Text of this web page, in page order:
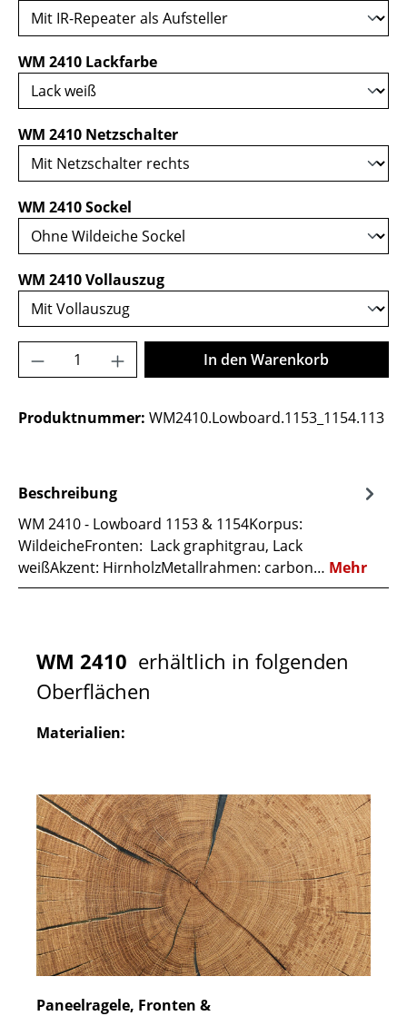
WM 2410 Lackfarbeauswählen
WM 2410 Netzschalterauswählen
WM 2410 Sockel
WM 2410 Vollauszugauswählen
Produkt Anzahl: Gib den gewünschten
In den Warenkorb
Produktnummer: WM2410.Lowboard.1153_1154.113
Beschreibung
WM 2410 - Lowboard 1153 & 1154Korpus:
WildeicheFronten: Lack graphitgrau, Lack
weißAkzent: HirnholzMetallrahmen: carbon… Mehr
WM 2410 erhältlich in folgenden
Oberflächen
Materialien:
Paneelragele, Fronten &